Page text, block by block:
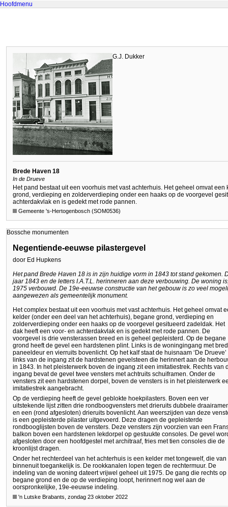
Hoofdmenu
G.J. Dukker
Brede Haven 18
In de Drueve
Het pand bestaat uit een voorhuis met vast achterhuis. Het geheel omvat
grond, verdieping en zolderverdieping onder een haaks op de voorgevel
achterdakvlak en is gedekt met rode pannen.
Gemeente 's-Hertogenbosch (SOM0536)
Bossche monumenten
Negentiende-eeuwse pilastergevel
door Ed Hupkens
Het pand Brede Haven 18 is in zijn huidige vorm in 1843 tot stand gekomen.
jaar 1843 en de letters I.A.T.L. herinneren aan deze verbouwing. De woning
1975 verbouwd. De 19e-eeuwse constructie van het gebouw is zo veel
aangewezen als gemeentelijk monument.
Het complex bestaat uit een voorhuis met vast achterhuis. Het geheel omvat
kelder (onder een deel van het achterhuis), begane grond, verdieping en
zolderverdieping onder een haaks op de voorgevel gesitueerd zadeldak. Het
dak heeft een voor- en achterdakvlak en is gedekt met rode pannen. De
voorgevel is drie vensterassen breed en is geheel gepleisterd. Op de begane
grond heeft de gevel een hardstenen plint. Links is de woningingang met
paneeldeur en vierruits bovenlicht. Op het kalf staat de huisnaam ‘De Drueve’
links van de ingang zit de hardstenen gevelsteen die herinnert aan de
in 1843. In het pleisterwerk boven de ingang zit een imitatiestrek. Rechts van
ingang bevat de gevel twee vensters met achtruits schuiframen. Onder de
vensters zit een hardstenen dorpel, boven de vensters is in het pleisterwerk
imitatiestrek aangebracht.
Op de verdieping heeft de gevel geblokte hoekpilasters. Boven een ver
uitstekende lijst zitten drie rondboogvensters met drieruits dubbele
en een (rond afgesloten) drieruits bovenlicht. Aan weerszijden van deze
is een gepleisterde pilaster uitgevoerd. Deze dragen de gepleisterde
rondbooglijsten boven de vensters. Deze vensters zijn voorzien van een
balkon boven een hardstenen lekdorpel op gestuukte consoles. De gevel
afgesloten door een hoofdgestel met architraaf, fries met tien consoles die de
kroonlijst dragen.
Onder het rechterdeel van het achterhuis is een kelder met tongewelf, die van
binnenuit toegankelijk is. De rookkanalen lopen tegen de rechtermuur. De
indeling van de woning dateert vrijwel geheel uit 1975. De gang die rechts op
begane grond en de op de verdieping loopt, herinnert nog wel aan de
oorspronkelijke, 19e-eeuwse indeling.
'n Lutske Brabants, zondag 23 oktober 2022